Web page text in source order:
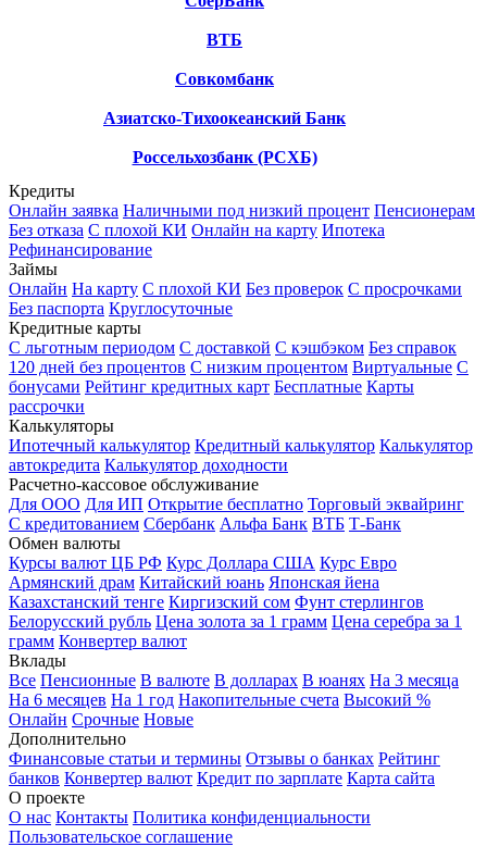
ВТБ
Совкомбанк
Азиатско-Тихоокеанский Банк
Россельхозбанк (РСХБ)
Кредиты
Онлайн заявка Наличными под низкий процент Пенсионерам
Без отказа С плохой КИ Онлайн на карту Ипотека
Рефинансирование
Займы
Онлайн На карту С плохой КИ Без проверок С просрочками
Без паспорта Круглосуточные
Кредитные карты
С льготным периодом С доставкой С кэшбэком Без справок
120 дней без процентов С низким процентом Виртуальные С
бонусами Рейтинг кредитных карт Бесплатные Карты
рассрочки
Калькуляторы
Ипотечный калькулятор Кредитный калькулятор Калькулятор
автокредита Калькулятор доходности
Расчетно-кассовое обслуживание
Для ООО Для ИП Открытие бесплатно Торговый эквайринг
С кредитованием Сбербанк Альфа Банк ВТБ Т-Банк
Обмен валюты
Курсы валют ЦБ РФ Курс Доллара США Курс Евро
Армянский драм Китайский юань Японская йена
Казахстанский тенге Киргизский сом Фунт стерлингов
Белорусский рубль Цена золота за 1 грамм Цена серебра за 1
грамм Конвертер валют
Вклады
Все Пенсионные В валюте В долларах В юанях На 3 месяца
На 6 месяцев На 1 год Накопительные счета Высокий %
Онлайн Срочные Новые
Дополнительно
Финансовые статьи и термины Отзывы о банках Рейтинг
банков Конвертер валют Кредит по зарплате Карта сайта
О проекте
О нас Контакты Политика конфиденциальности
Пользовательское соглашение